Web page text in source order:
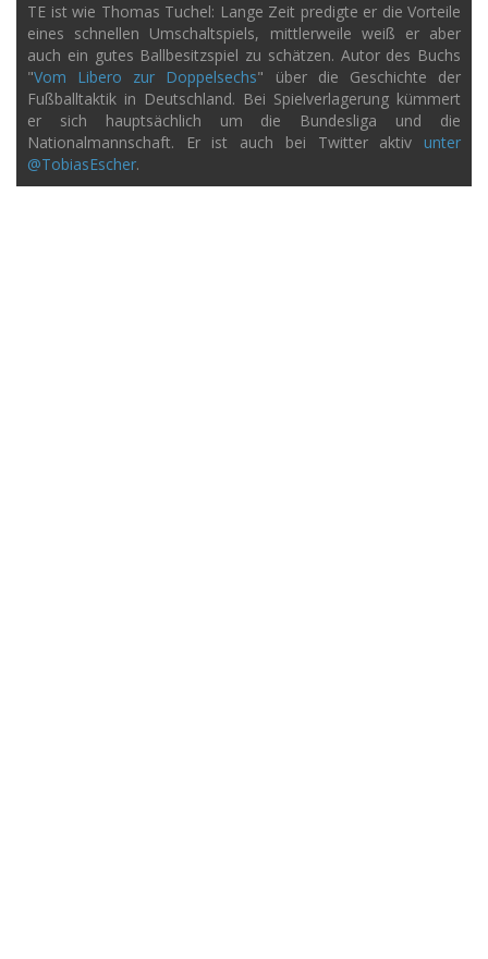
TE ist wie Thomas Tuchel: Lange Zeit predigte er die Vorteile
eines schnellen Umschaltspiels, mittlerweile weiß er aber
auch ein gutes Ballbesitzspiel zu schätzen. Autor des Buchs
"Vom Libero zur Doppelsechs" über die Geschichte der
Fußballtaktik in Deutschland. Bei Spielverlagerung kümmert
er sich hauptsächlich um die Bundesliga und die
Nationalmannschaft. Er ist auch bei Twitter aktiv unter
@TobiasEscher.